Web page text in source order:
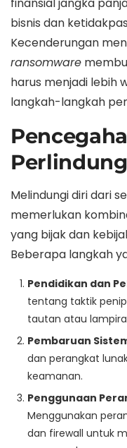
bisnis dan
Kecenderungan
ransomware
harus menjadi lebih
langkah-langkah
Melindungi diri dari
memerlukan
yang bijak dan
Beberapa langkah
Pendidikan dan
tentang taktik
tautan atau
Pembaruan
dan perangkat
keamanan.
Penggunaan
Menggunakan
dan firewall untuk